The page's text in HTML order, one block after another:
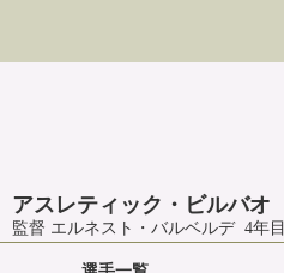
アスレティック・ビルバオ
監督 エルネスト・バルベルデ 4年目